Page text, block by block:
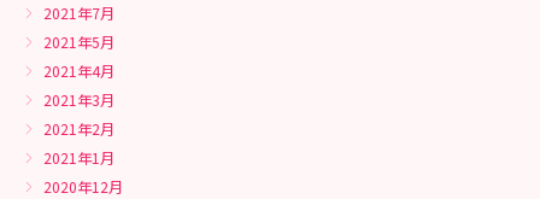
2021年7月
2021年5月
2021年4月
2021年3月
2021年2月
2021年1月
2020年12月